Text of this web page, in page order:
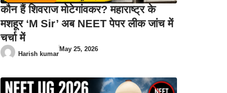
कौन हैं शिवराज मोटेगांवकर? महाराष्ट्र के
मशहूर ‘M Sir’ अब NEET पेपर लीक जांच में
चर्चा में
Harish kumar
May 25, 2026